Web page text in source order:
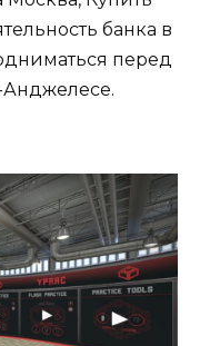
банка в
перед
Анджелесе.